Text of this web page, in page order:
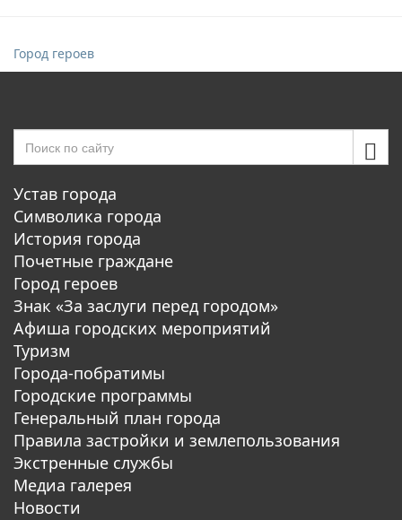
Город героев
Устав города
Символика города
История города
Почетные граждане
Город героев
Знак «За заслуги перед городом»
Афиша городских мероприятий
Туризм
Города-побратимы
Городские программы
Генеральный план города
Правила застройки и землепользования
Экстренные службы
Медиа галерея
Новости